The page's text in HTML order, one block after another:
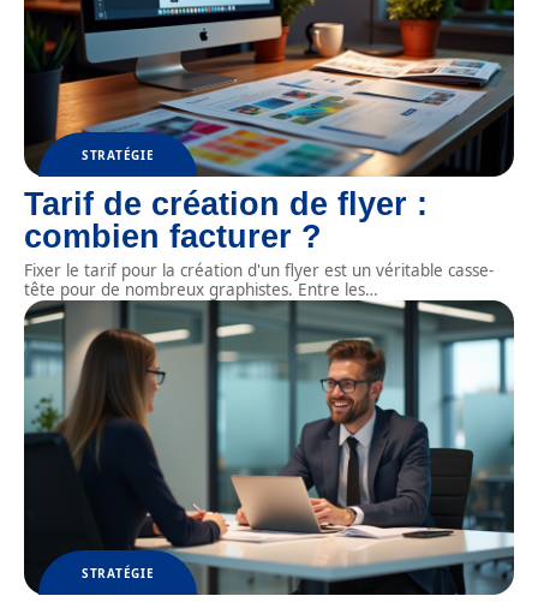
STRATÉGIE
Tarif de création de flyer :
combien facturer ?
Fixer le tarif pour la création d'un flyer est un véritable casse-
tête pour de nombreux graphistes. Entre les…
STRATÉGIE